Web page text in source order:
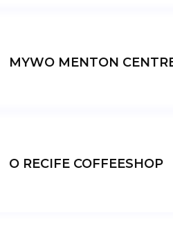
MYWO MENTON
O RECIFE COFFEESHOP